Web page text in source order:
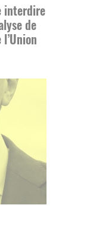
interdire
de